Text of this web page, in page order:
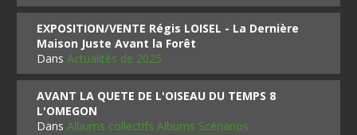
EXPOSITION/VENTE Régis LOISEL - La Dernière
Maison Juste Avant la Forêt
DansActualités de 2025
AVANT LA QUETE DE L'OISEAU DU TEMPS 8
L'OMEGON
DansAlbums collectifs Albums Scénarios